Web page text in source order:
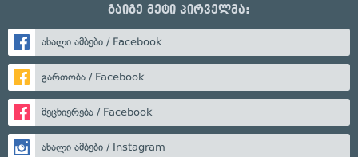
გაიგე მეტი პირველმა:
ახალი ამბები / Facebook
გართობა / Facebook
მეცნიერება / Facebook
ახალი ამბები / Instagram